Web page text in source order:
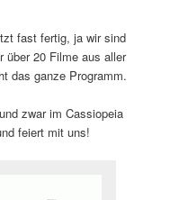
fast fertig, ja wir sind
über 20 Filme aus aller
das ganze Programm.
zwar im Cassiopeia
feiert mit uns!